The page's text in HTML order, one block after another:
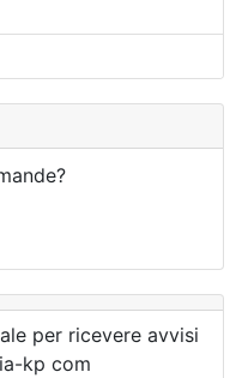
per ricevere avvisi
kp com